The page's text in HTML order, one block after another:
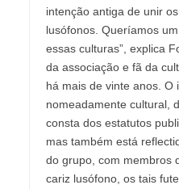
intenção antiga de unir
lusófonos. Queríamos
essas culturas”, explica
da associação e fã da
há mais de vinte anos. O
nomeadamente cultural,
consta dos estatutos
mas também está
do grupo, com membros
cariz lusófono, os tais